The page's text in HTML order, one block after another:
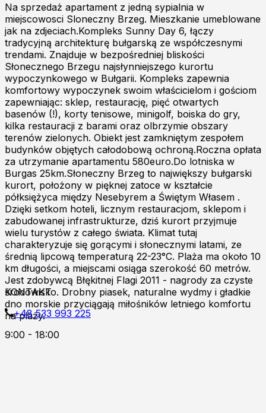
Na sprzedaż apartament z jedną sypialnia w
miejscowosci Sloneczny Brzeg. Mieszkanie umeblowane
jak na zdjeciach.Kompleks Sunny Day 6, łączy
tradycyjną architekturę bułgarską ze współczesnymi
trendami. Znajduje w bezpośredniej bliskości
Słonecznego Brzegu najsłynniejszego kurortu
wypoczynkowego w Bułgarii. Kompleks zapewnia
komfortowy wypoczynek swoim właścicielom i gościom
zapewniając: sklep, restaurację, pięć otwartych
basenów (!), korty tenisowe, minigolf, boiska do gry,
kilka restauracji z barami oraz olbrzymie obszary
terenów zielonych. Obiekt jest zamkniętym zespołem
budynków objętych całodobową ochroną.Roczna opłata
za utrzymanie apartamentu 580euro.Do lotniska w
Burgas 25km.Słoneczny Brzeg to największy bułgarski
kurort, położony w pięknej zatoce w kształcie
półksiężyca między Nesebyrem a Świętym Własem .
Dzięki setkom hoteli, licznym restauracjom, sklepom i
zabudowanej infrastrukturze, dziś kurort przyjmuje
wielu turystów z całego świata. Klimat tutaj
charakteryzuje się gorącymi i słonecznymi latami, ze
średnią lipcową temperaturą 22-23°C. Plaża ma około 10
km długości, a miejscami osiąga szerokość 60 metrów.
Jest zdobywcą Błękitnej Flagi 2011 - nagrody za czyste
środowisko. Drobny piasek, naturalne wydmy i gładkie
dno morskie przyciągają miłośników letniego komfortu
na plaży.
KONTAKT
+48 533 993 225
9:00 - 18:00